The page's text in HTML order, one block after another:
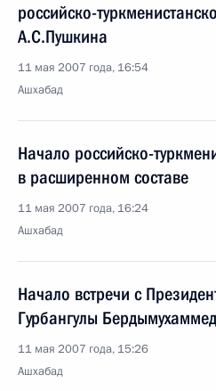
российско-
А.С.Пушкина
11 мая 2007 года, 16:54
Ашхабад
Начало российско-
в расширенном составе
11 мая 2007 года, 16:24
Ашхабад
Начало встречи с
Гурбангулы
11 мая 2007 года, 15:26
Ашхабад